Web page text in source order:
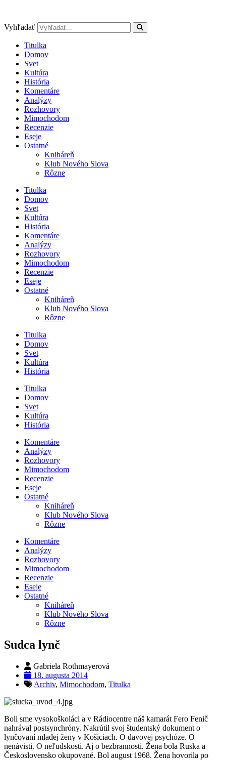
obsah
Vyhľadať
Titulka
Domov
Svet
Kultúra
História
Komentáre
Analýzy
Rozhovory
Mimochodom
Recenzie
Eseje
Ostatné
Kniháreň
Klub Nového Slova
Rôzne
Titulka
Domov
Svet
Kultúra
História
Komentáre
Analýzy
Rozhovory
Mimochodom
Recenzie
Eseje
Ostatné
Kniháreň
Klub Nového Slova
Rôzne
Titulka
Domov
Svet
Kultúra
História
Titulka
Domov
Svet
Kultúra
História
Komentáre
Analýzy
Rozhovory
Mimochodom
Recenzie
Eseje
Ostatné
Kniháreň
Klub Nového Slova
Rôzne
Komentáre
Analýzy
Rozhovory
Mimochodom
Recenzie
Eseje
Ostatné
Kniháreň
Klub Nového Slova
Rôzne
Sudca lynč
Gabriela Rothmayerová
18. augusta 2014
Archiv, Mimochodom, Titulka
Boli sme vysokoškoláci a v Rádiocentre náš kamarát Fero Fenič
nahrával postsynchróny. Nakrútil svoj študentský dokument o
lynčovaní mladej ženy v Košiciach. O davovej psychóze. O
nenávisti. O neľudskosti. Aj o bezbrannosti. Žena bola Ruska a
Československo okupované. Bol august 1968. Žena hovorila po